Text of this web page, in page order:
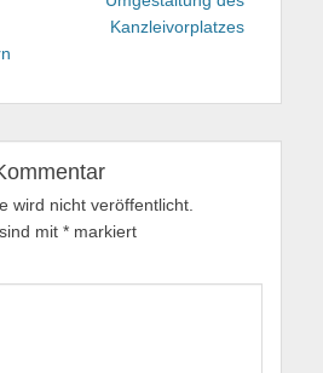
Kanzleivorplatzes
wird nicht veröffentlicht.
mit * markiert